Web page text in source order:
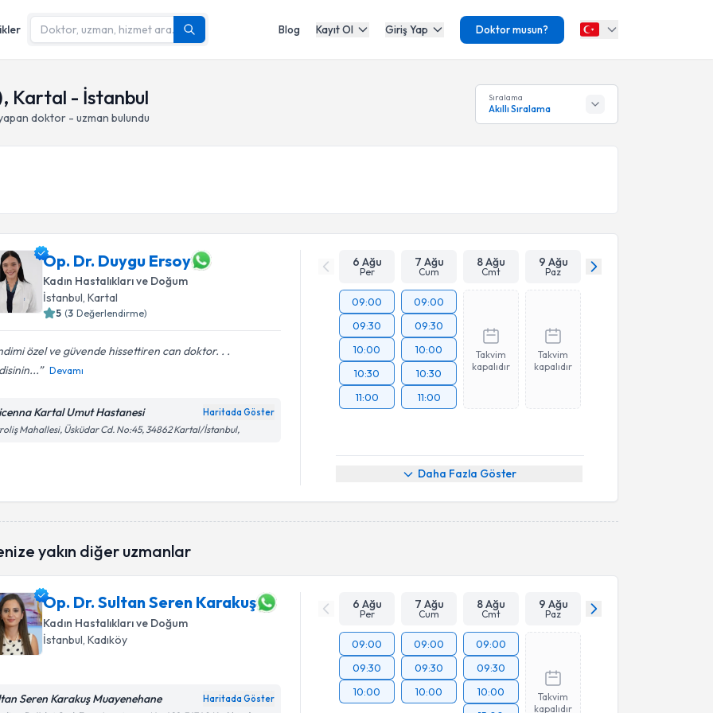
Blog Kayıt Ol Giriş Yap Doktor musun?
Kartal - İstanbul
doktor - uzman bulundu
Sıralama
Akıllı Sıralama
Op. Dr. Duygu Ersoy
Kadın Hastalıkları ve Doğum
İstanbul, Kartal
5 (3 Değerlendirme)
özel ve güvende hissettiren can doktor. . .
Devamı
Kartal Umut Hastanesi Haritada Göster
Mahallesi, Üsküdar Cd. No:45, 34862 Kartal/İstanbul,
6 Ağu
Per
7 Ağu
Cum
8 Ağu
Cmt
9 Ağu
Paz
09:00
09:30
10:00
10:30
11:00
09:00
09:30
10:00
10:30
11:00
Takvim
kapalıdır
Takvim
kapalıdır
Daha Fazla Göster
yakın diğer uzmanlar
Op. Dr. Sultan Seren Karakuş
Kadın Hastalıkları ve Doğum
İstanbul , Kadıköy
Seren Karakuş Muayenehane Haritada Göster
6 Ağu
Per
7 Ağu
Cum
8 Ağu
Cmt
9 Ağu
Paz
09:00
09:30
10:00
09:00
09:30
10:00
09:00
09:30
10:00
Takvim
kapalıdır